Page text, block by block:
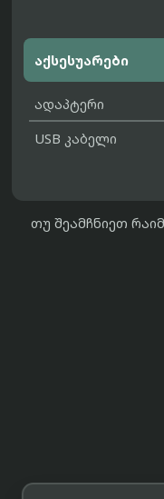
აქსესუარები
ადაპტერი
USB კაბელი
თუ შეამჩნიეთ